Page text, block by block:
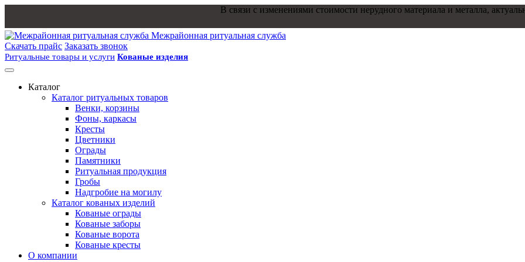
В связи с изменениями стоимости нерудного материала и металла, актуальные
Межрайонная ритуальная служба
Скачать прайс Заказать звонок
Ритуальные товары и услуги Кованые изделия
Каталог
Каталог ритуальных товаров
Венки, корзины
Фоны, каркасы
Кресты
Цветники
Ограды
Памятники
Ритуальная продукция
Гробы
Надгробие на могилу
Каталог кованых изделий
Кованые ограды
Кованые заборы
Кованые ворота
Кованые кресты
О компании